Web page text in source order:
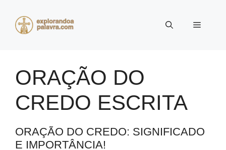
Menu
ORAÇÃO DO
CREDO ESCRITA
ORAÇÃO DO CREDO: SIGNIFICADO
E IMPORTÂNCIA!